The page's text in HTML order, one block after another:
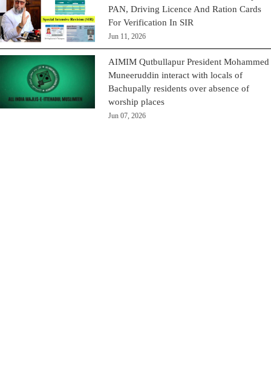
PAN, Driving Licence And Ration Cards
For Verification In SIR
Jun 11, 2026
AIMIM Qutbullapur President Mohammed
Muneeruddin interact with locals of
Bachupally residents over absence of
worship places
Jun 07, 2026